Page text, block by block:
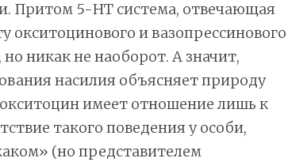
Притом 5-HT система, отвечающая
окситоцинового и вазопрессинового
никак не наоборот. А значит,
насилия объясняет природу
имеет отношение лишь к
такого поведения у особи,
(но представителем